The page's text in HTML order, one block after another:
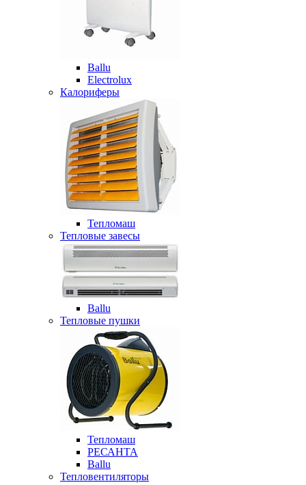
Ballu
Electrolux
Калориферы
Тепломаш
Тепловые завесы
Ballu
Тепловые пушки
Тепломаш
РЕСАНТА
Ballu
Тепловентиляторы